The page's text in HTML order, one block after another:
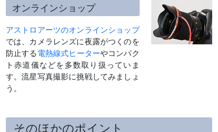
オンラインショップ
アストロアーツのオンラインショップ
では、カメラレンズに夜露がつくのを
防止する電熱線式ヒーターやコンパク
ト赤道儀などを多数取り扱っていま
す。流星写真撮影に挑戦してみましょ
う。
そのほかのポイント